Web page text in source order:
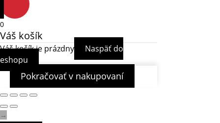
0
Váš košík
Váš košík je prázdny
Naspäť do
eshopu
Pokračovať v nakupovaní
→